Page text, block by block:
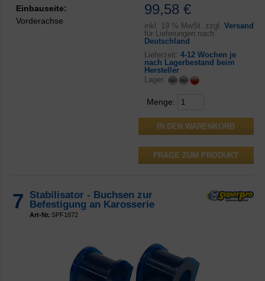
99,58 €
inkl. 19 % MwSt. zzgl. Versand
für Lieferungen nach
Deutschland
Lieferzeit: 4-12 Wochen je
nach Lagerbestand beim
Hersteller
Lager:
Menge:
FRAGE ZUM PRODUKT
Einbauseite:
Vorderachse
7
Stabilisator - Buchsen zur
Befestigung an Karosserie
Art-Nr. SPF1872